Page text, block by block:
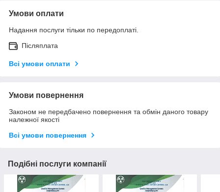
Умови оплати
Надання послуги тільки по передоплаті.
Післяплата
Всі умови оплати
Умови повернення
Законом не передбачено повернення та обмін даного товару
належної якості
Всі умови повернення
Подібні послуги компанії